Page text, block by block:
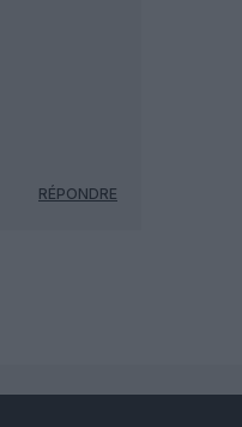
RÉPONDRE